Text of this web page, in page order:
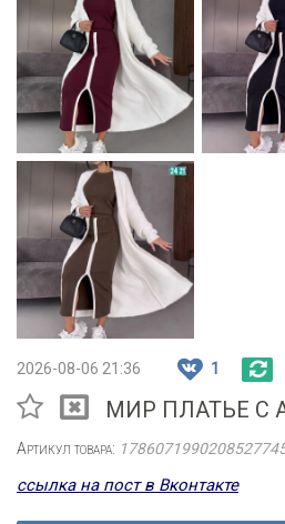
2026-08-06 21:36 1
МИР ПЛАТЬЕ С
Артикул товара:
ссылка на пост в Вконтакте